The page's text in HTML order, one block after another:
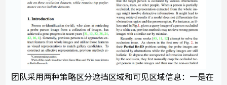
团队采用两种策略区分遮挡区域和可见区域信息：一是在